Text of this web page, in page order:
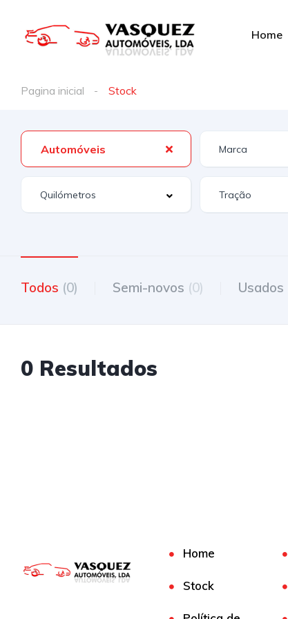
Home
Pagina inicial Stock
Automóveis
Todos (0) Semi-novos (0) Usados
0 Resultados
Home
Stock